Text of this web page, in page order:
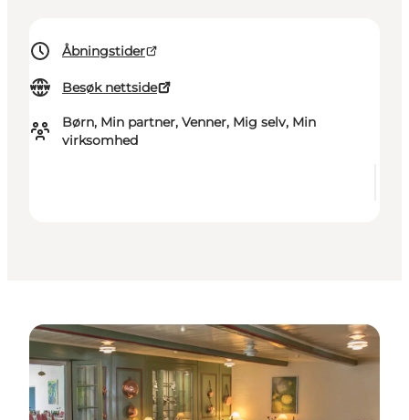
Åbningstider
Besøk nettside
Børn, Min partner, Venner, Mig selv, Min
virksomhed